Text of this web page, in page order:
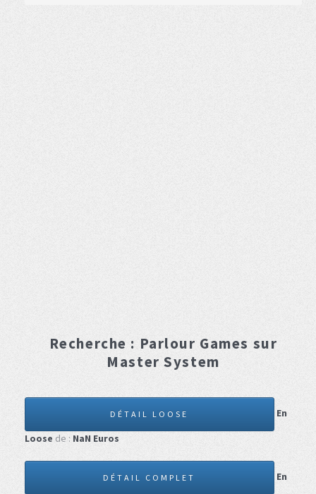
Recherche : Parlour Games sur
Master System
DÉTAIL LOOSE
En
Loose de : NaN Euros
DÉTAIL COMPLET
En